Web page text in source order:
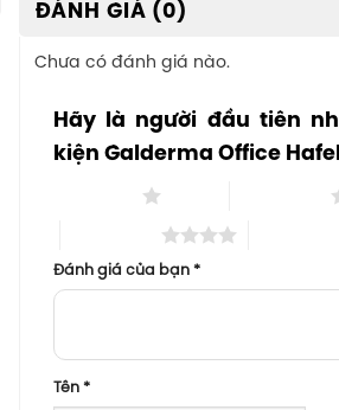
ĐÁNH GIÁ (0)
Chưa có đánh giá nào.
Hãy là người đầu tiên
kiện Galderma Office
Đánh giá của bạn*
Tên*